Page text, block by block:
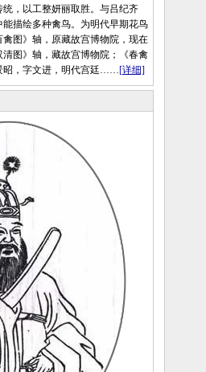
，以工整妍丽取胜。与吕纪齐
描绘多种禽鸟。为明代早期花鸟
图》轴，原藏故宫博物院，现在
图》轴，藏故宫博物院；《春禽
昭，字文进，明代宫廷……[详细]